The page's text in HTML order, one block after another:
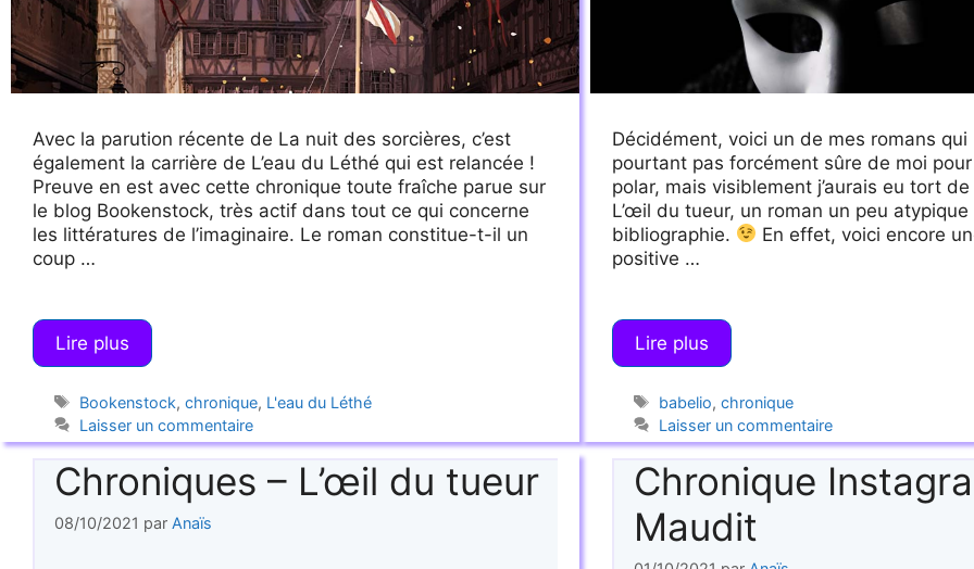
Avec la parution récente de La nuit des sorcières, c’est
également la carrière de L’eau du Léthé qui est relancée !
Preuve en est avec cette chronique toute fraîche parue sur
le blog Bookenstock, très actif dans tout ce qui concerne
les littératures de l’imaginaire. Le roman constitue-t-il un
coup …
Lire plus
Étiquettes
Bookenstock,chronique, L'eau du Léthé
Laisser un commentaire
Décidément, voici un de mes romans qui
pourtant pas forcément sûre de moi
polar, mais visiblement j’aurais eu tort
L’œil du tueur, un roman un peu
bibliographie.
En effet, voici encore
positive …
Lire plus
Étiquettes
babelio, chronique
Laisser un commentaire
Chroniques – L’œil du tueur
08/10/2021 par Anaïs
Chronique
Maudit